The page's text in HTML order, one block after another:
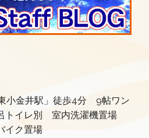
小金井駅」徒歩4分 9帖ワン
トイレ別 室内洗濯機置場
ク置場